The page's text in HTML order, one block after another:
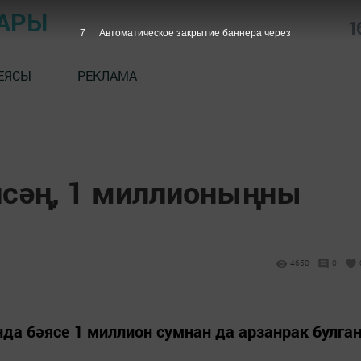
РЕКЛАМА
1 миллионыңны
4650 0
бәясе 1 миллион сумнан да арзанрак булган
6 Автоматическое закрытие баннера через